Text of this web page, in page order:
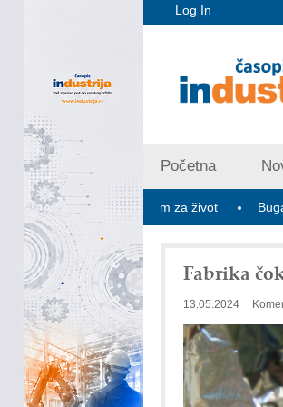
Log In
Početna
zemljom za život Bugarska
Fabrika
13.05.2024